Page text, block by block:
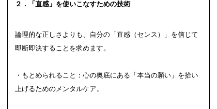
２．「直感」を使いこなすための技術
論理的な正しさよりも、自分の「直感（センス）」を信じて
即断即決することを求めます。
・もとめられること：心の奥底にある「本当の願い」を拾い
上げるためのメンタルケア。